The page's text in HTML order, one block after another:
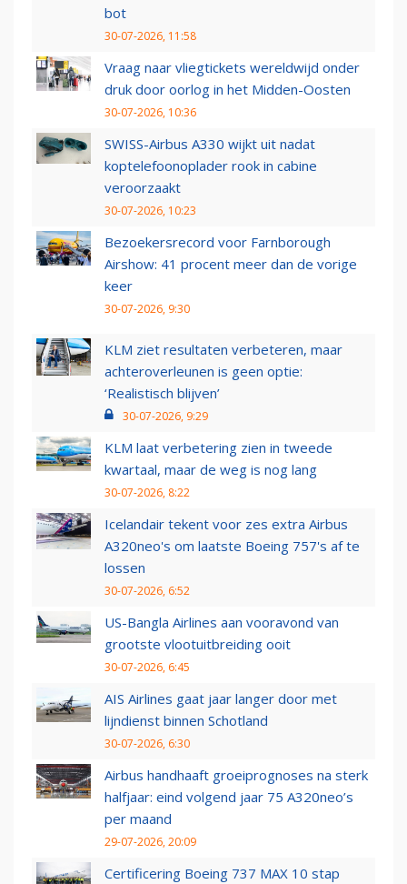
bot
30-07-2026, 11:58
Vraag naar vliegtickets wereldwijd onder
druk door oorlog in het Midden-Oosten
30-07-2026, 10:36
SWISS-Airbus A330 wijkt uit nadat
koptelefoonoplader rook in cabine
veroorzaakt
30-07-2026, 10:23
Bezoekersrecord voor Farnborough
Airshow: 41 procent meer dan de vorige
keer
30-07-2026, 9:30
KLM ziet resultaten verbeteren, maar
achteroverleunen is geen optie:
‘Realistisch blijven’
30-07-2026, 9:29
KLM laat verbetering zien in tweede
kwartaal, maar de weg is nog lang
30-07-2026, 8:22
Icelandair tekent voor zes extra Airbus
A320neo's om laatste Boeing 757's af te
lossen
30-07-2026, 6:52
US-Bangla Airlines aan vooravond van
grootste vlootuitbreiding ooit
30-07-2026, 6:45
AIS Airlines gaat jaar langer door met
lijndienst binnen Schotland
30-07-2026, 6:30
Airbus handhaaft groeiprognoses na sterk
halfjaar: eind volgend jaar 75 A320neo’s
per maand
29-07-2026, 20:09
Certificering Boeing 737 MAX 10 stap